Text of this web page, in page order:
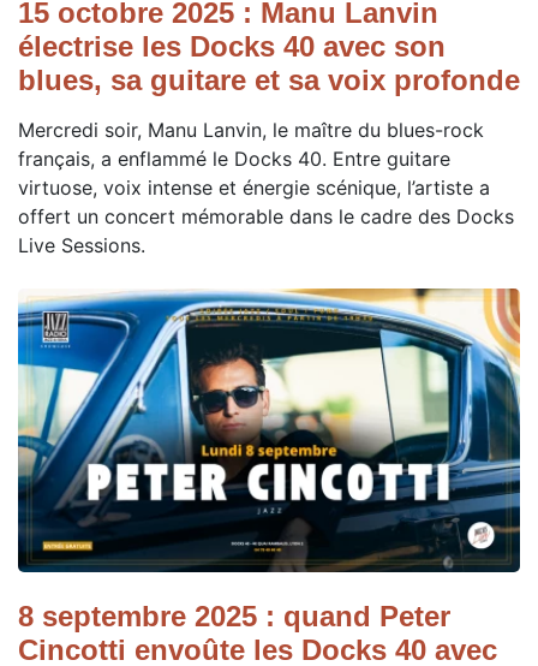
15 octobre 2025 : Manu Lanvin
électrise les Docks 40 avec son
blues, sa guitare et sa voix profonde
Mercredi soir, Manu Lanvin, le maître du blues-rock
français, a enflammé le Docks 40. Entre guitare
virtuose, voix intense et énergie scénique, l’artiste a
offert un concert mémorable dans le cadre des Docks
Live Sessions.
8 septembre 2025 : quand Peter
Cincotti envoûte les Docks 40 avec